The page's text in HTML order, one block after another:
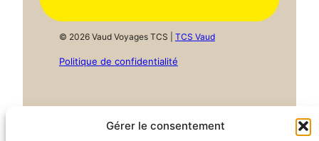
Gérer le consentement
© 2026 Vaud Voyages TCS | TCS Vaud
Politique de confidentialité